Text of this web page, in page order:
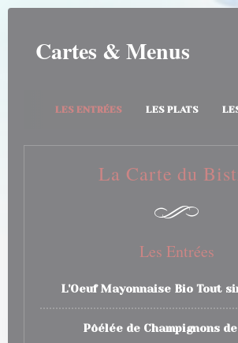
Personnalisation de vos choix en
AU BISTRO
Cartes & Menus
La Carte du
Les Entrées
L'Oeuf Mayonnaise Bio Tout
Pôélée de Champignons
LES ENTRÉES LES PLATS